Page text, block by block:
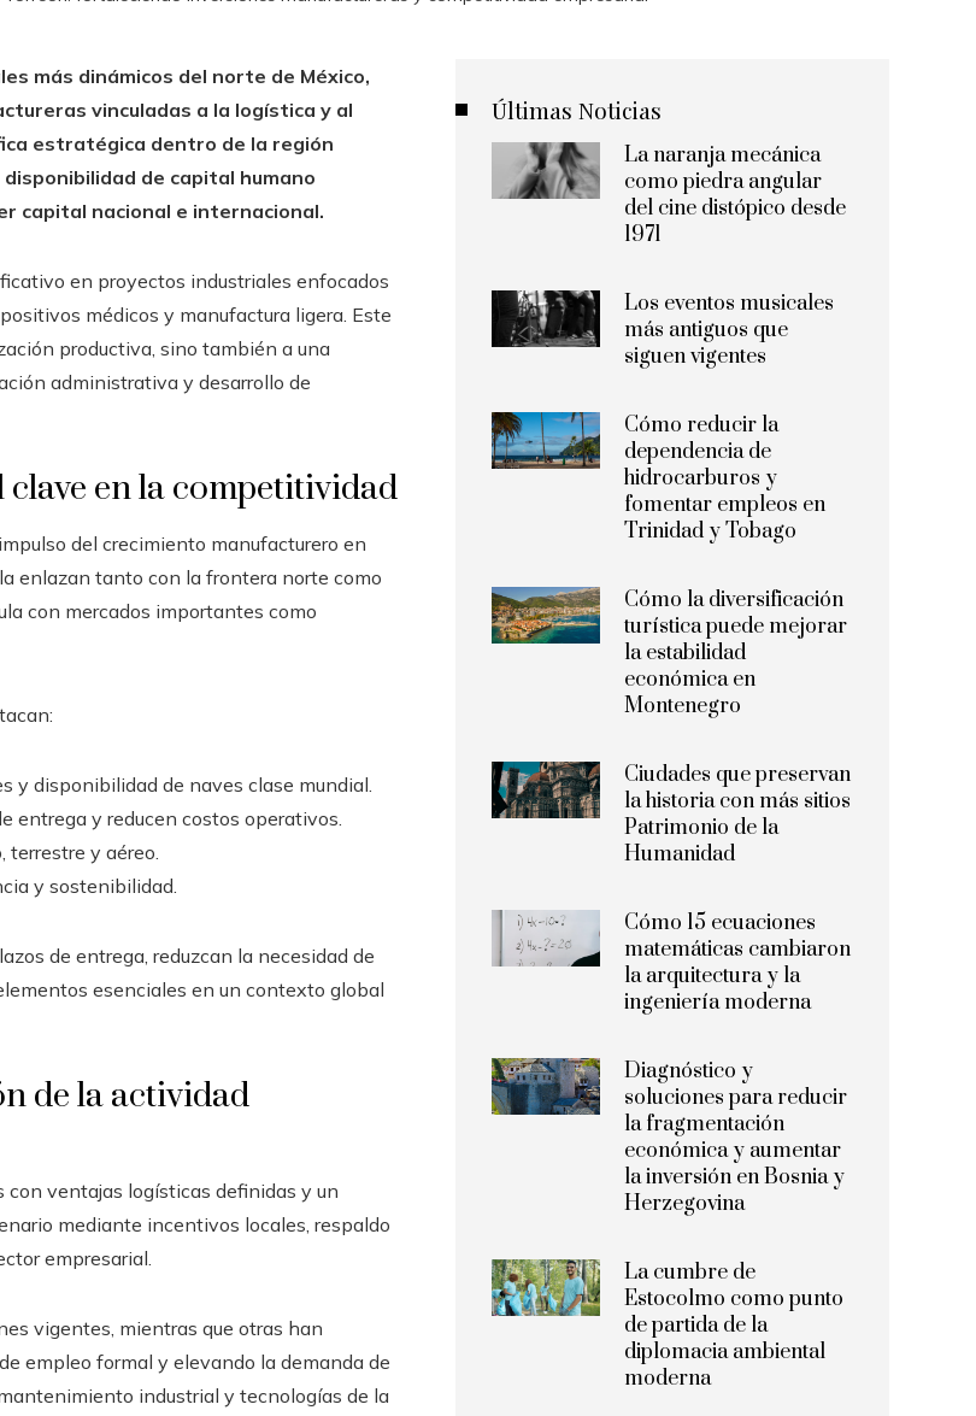
más dinámicos del norte de México,
vinculadas a la logística y al
estratégica dentro de la región
de capital humano
capital nacional e internacional.
en proyectos industriales enfocados
médicos y manufactura ligera. Este
productiva, sino también a una
administrativa y desarrollo de
en la competitividad
del crecimiento manufacturero en
enlazan tanto con la frontera norte como
con mercados importantes como
y disponibilidad de naves clase mundial.
entrega y reducen costos operativos.
terrestre y aéreo.
y sostenibilidad.
de entrega, reduzcan la necesidad de
esenciales en un contexto global
de la actividad
con ventajas logísticas definidas y un
mediante incentivos locales, respaldo
empresarial.
vigentes, mientras que otras han
empleo formal y elevando la demanda de
industrial y tecnologías de la
Últimas Noticias
La naranja mecánica
como piedra angular
del cine distópico desde
1971
Los eventos musicales
más antiguos que
siguen vigentes
Cómo reducir la
dependencia de
hidrocarburos y
fomentar empleos en
Trinidad y Tobago
Cómo la diversificación
turística puede mejorar
la estabilidad
económica en
Montenegro
Ciudades que preservan
la historia con más sitios
Patrimonio de la
Humanidad
Cómo 15 ecuaciones
matemáticas cambiaron
la arquitectura y la
ingeniería moderna
Diagnóstico y
soluciones para reducir
la fragmentación
económica y aumentar
la inversión en Bosnia y
Herzegovina
La cumbre de
Estocolmo como punto
de partida de la
diplomacia ambiental
moderna